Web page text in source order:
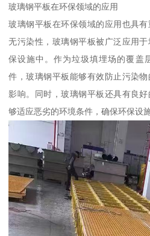
玻璃钢平板在环保领域的应用
玻璃钢平板在环保领域的应用也具
无污染性，玻璃钢平板被广泛应用
保设施中。作为垃圾填埋场的覆盖
件，玻璃钢平板能够有效防止污染
影响。同时，玻璃钢平板还具有良
够适应恶劣的环境条件，确保环保设